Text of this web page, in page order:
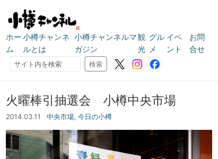
ホー
ム
小樽チャンネ
ルとは
小樽チャンネルマ
ガジン
観
光
グル
メ
イベ
ント
お問
合せ
検索
検索
火曜棒引抽選会 小樽中央市場
2014.03.11 中央市場, 今日の小樽